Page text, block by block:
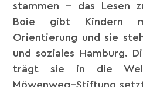
stammen – das Lesen
Boie gibt Kindern
Orientierung und sie
und soziales Hamburg.
trägt sie in die
Möwenweg–Stiftung